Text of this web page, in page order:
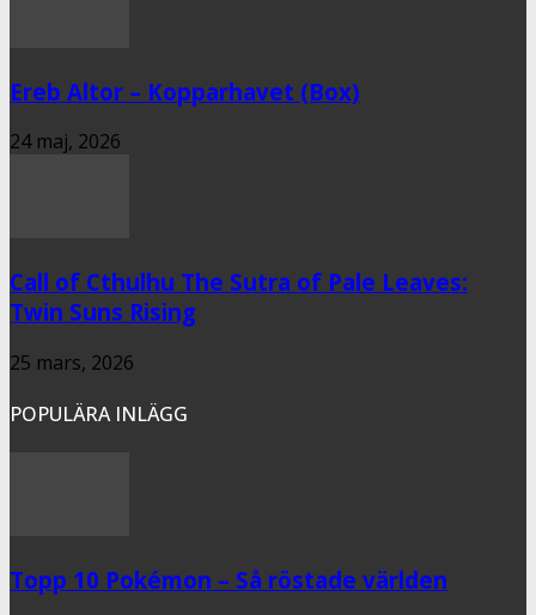
Ereb Altor – Kopparhavet (Box)
24 maj, 2026
Call of Cthulhu The Sutra of Pale Leaves:
Twin Suns Rising
25 mars, 2026
POPULÄRA INLÄGG
Topp 10 Pokémon – Så röstade världen